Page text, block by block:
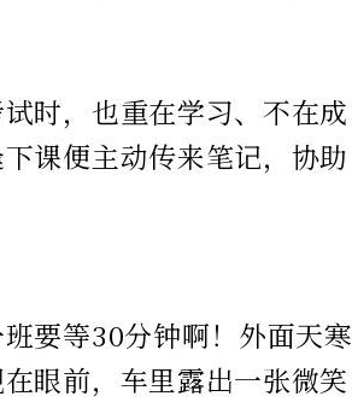
时，也重在学习、不在成
课便主动传来笔记，协助
要等30分钟啊！外面天寒
眼前，车里露出一张微笑